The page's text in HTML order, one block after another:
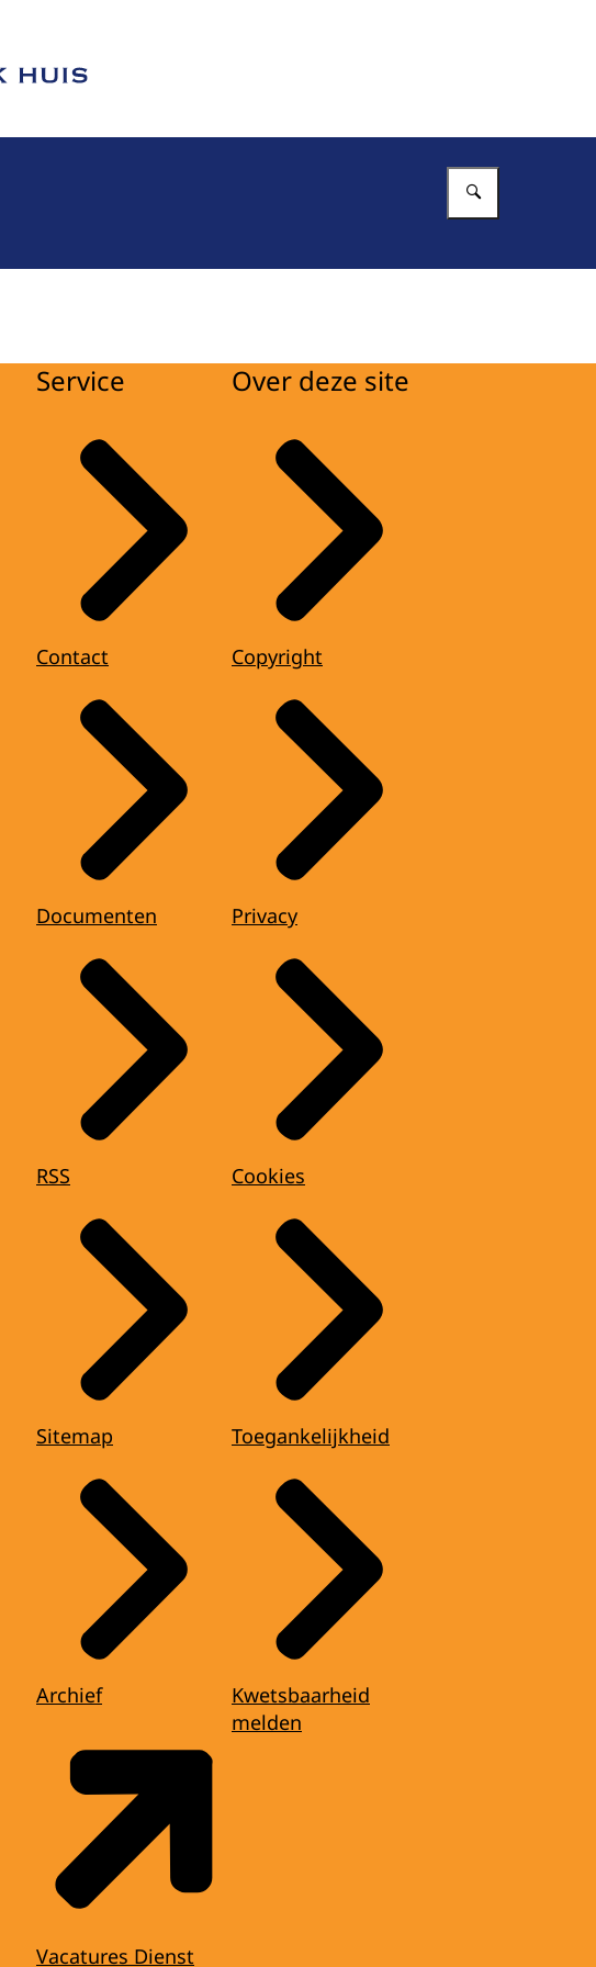
Service
Contact
Documenten
RSS
Sitemap
Archief
Vacatures Dienst
Over deze site
Copyright
Privacy
Cookies
Toegankelijkheid
Kwetsbaarheid
melden